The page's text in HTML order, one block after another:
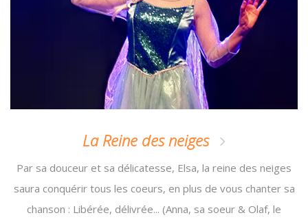
La Reine des neiges
Par sa douceur et sa délicatesse, Elsa, la reine des neiges
saura conquérir tous les coeurs, en plus de vous chanter sa
chanson : Libérée, délivrée... (Anna, sa soeur & Olaf, le